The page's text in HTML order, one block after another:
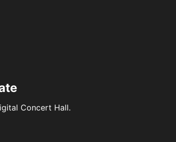
Concert Hall.